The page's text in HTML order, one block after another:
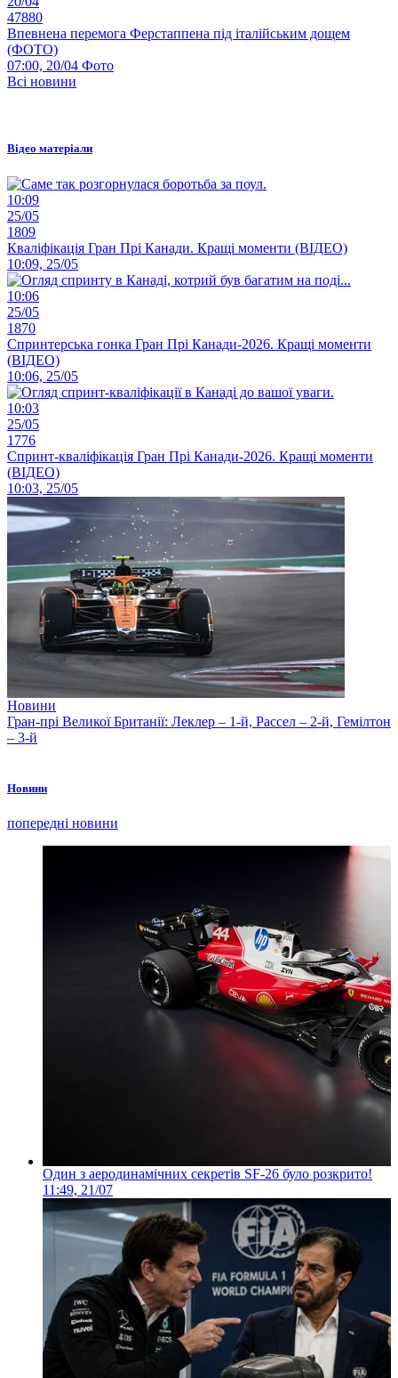
47880
Впевнена перемога Ферстаппена під італійським дощем
(ФОТО)
07:00, 20/04 Фото
Всі новини
Відео матеріали
10:09
25/05
1809
Кваліфікація Гран Прі Канади. Кращі моменти (ВІДЕО)
10:09, 25/05
10:06
25/05
1870
Спринтерська гонка Гран Прі Канади-2026. Кращі моменти
(ВІДЕО)
10:06, 25/05
10:03
25/05
1776
Спринт-кваліфікація Гран Прі Канади-2026. Кращі моменти
(ВІДЕО)
10:03, 25/05
Новини
Гран-прі Великої Британії: Леклер – 1-й, Рассел – 2-й, Гемілтон
– 3-й
Новини
попередні новини
Один з аеродинамічних секретів SF-26 було розкрито!
11:49, 21/07